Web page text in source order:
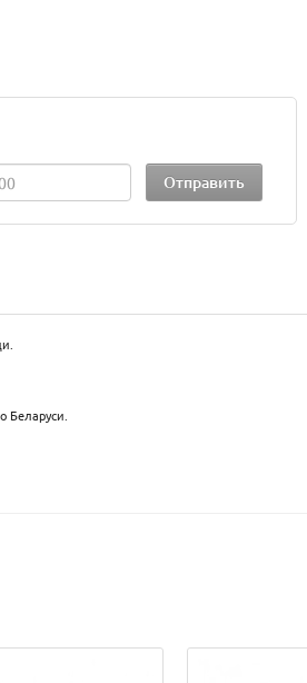
Беларуси.